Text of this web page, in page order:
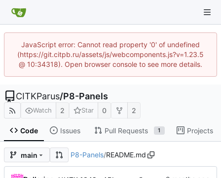
JavaScript error: Cannot read property '0' of undefined
(https://git.citpb.ru/assets/js/webcomponents.js?v=1.23.5
@ 10:34318). Open browser console to see more details.
CITKParus/P8-Panels
Watch 2 Star 0 2
Code Issues Pull Requests 1 Projects
main P8-Panels/README.md